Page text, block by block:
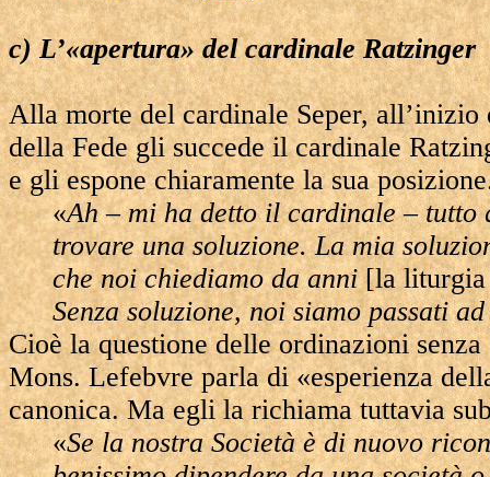
c) L’«apertura» del cardinale Ratzinger
Alla morte del cardinale Seper,
della Fede gli succede il cardinale
e gli espone chiaramente la sua
«Ah – mi ha detto il cardinale – tutto
trovare una soluzione. La mia
che noi chiediamo da anni[la
Senza soluzione, noi siamo passati
Cioè la questione delle ordinazioni
Mons. Lefebvre parla di «esperienza
canonica. Ma egli la richiama tuttavia
«Se la nostra Società è di nuovo